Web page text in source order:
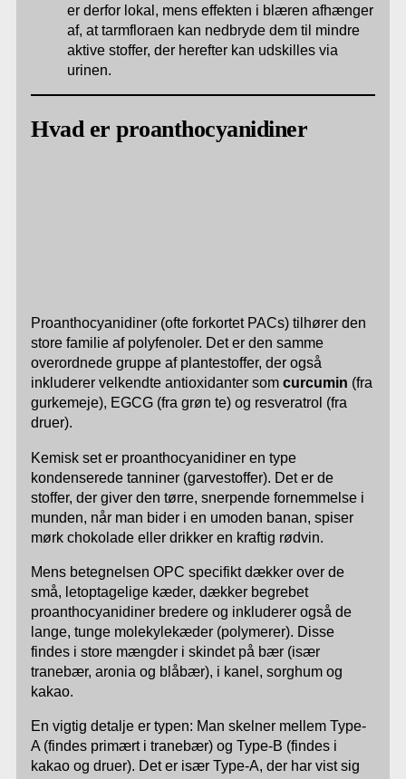
er derfor lokal, mens effekten i blæren afhænger
af, at tarmfloraen kan nedbryde dem til mindre
aktive stoffer, der herefter kan udskilles via
urinen.
Hvad er proanthocyanidiner
Proanthocyanidiner (ofte forkortet PACs) tilhører den
store familie af polyfenoler. Det er den samme
overordnede gruppe af plantestoffer, der også
inkluderer velkendte antioxidanter somcurcumin (fra
gurkemeje), EGCG (fra grøn te) og resveratrol (fra
druer).
Kemisk set er proanthocyanidiner en type
kondenserede tanniner (garvestoffer). Det er de
stoffer, der giver den tørre, snerpende fornemmelse i
munden, når man bider i en umoden banan, spiser
mørk chokolade eller drikker en kraftig rødvin.
Mens betegnelsen OPC specifikt dækker over de
små, letoptagelige kæder, dækker begrebet
proanthocyanidiner bredere og inkluderer også de
lange, tunge molekylekæder (polymerer). Disse
findes i store mængder i skindet på bær (især
tranebær, aronia og blåbær), i kanel, sorghum og
kakao.
En vigtig detalje er typen: Man skelner mellem Type-
A (findes primært i tranebær) og Type-B (findes i
kakao og druer). Det er især Type-A, der har vist sig